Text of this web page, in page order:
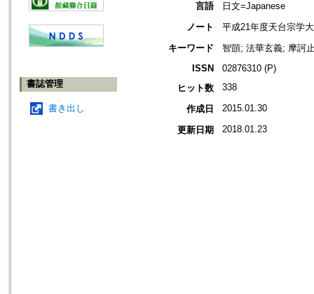
書誌管理
書き出し
言語
日文=Japanese
ノート
平成21年度天台宗学
キーワード
智顗; 法華玄義; 摩訶
ISSN
02876310 (P)
ヒット数
338
作成日 2015.01.30
更新日期 2018.01.23